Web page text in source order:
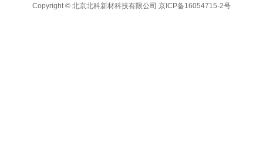
Copyright © 北京北科新材科技有限公司 京ICP备16054715-2号